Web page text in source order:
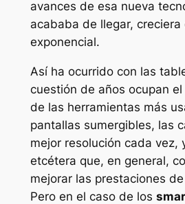
avances de esa nueva
acababa de llegar, creciera
exponencial.
Así ha ocurrido con las
cuestión de años ocupan
de las herramientas más
pantallas sumergibles, las
mejor resolución cada vez,
etcétera que, en general,
mejorar las prestaciones
Pero en el caso de los